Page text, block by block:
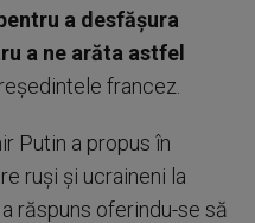
a desfăşura
a ne arăta astfel
francez.
Putin a propus în
ruşi şi ucraineni la
răspuns oferindu-se să